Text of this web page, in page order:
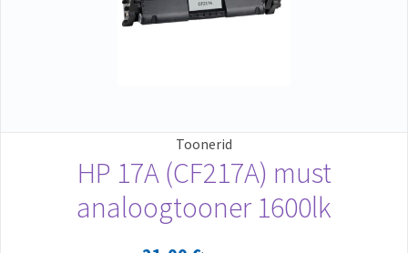
Toonerid
HP 17A (CF217A) must
analoogtooner 1600lk